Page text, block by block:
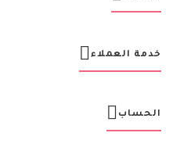
خدمة العملاء
الحساب